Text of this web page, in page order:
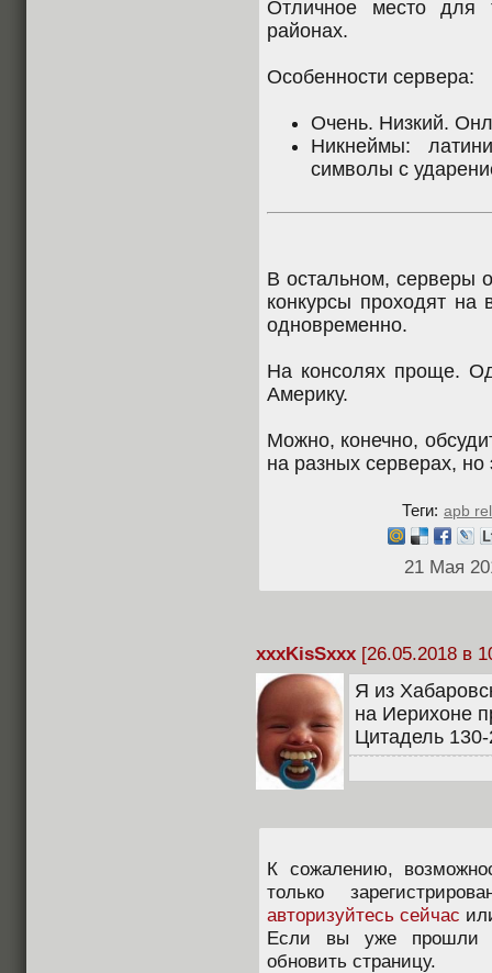
Отличное место для
районах.
Особенности сервера:
Очень. Низкий.
Никнеймы:
символы с
В остальном, серверы
конкурсы проходят на
одновременно.
На консолях проще.
Америку.
Можно, конечно,
на разных серверах,
Теги: apb
21 Мая
xxxKisSxxx [26.05.2018 в
Я из
на Иерихоне
Цитадель
К сожалению,
только
авторизуйтесь сейчас
Если вы уже прошли
обновить страницу.